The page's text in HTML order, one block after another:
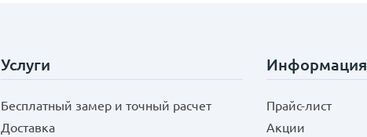
Услуги
Бесплатный замер и точный расчет
Доставка
Информация
Прайс-лист
Акции